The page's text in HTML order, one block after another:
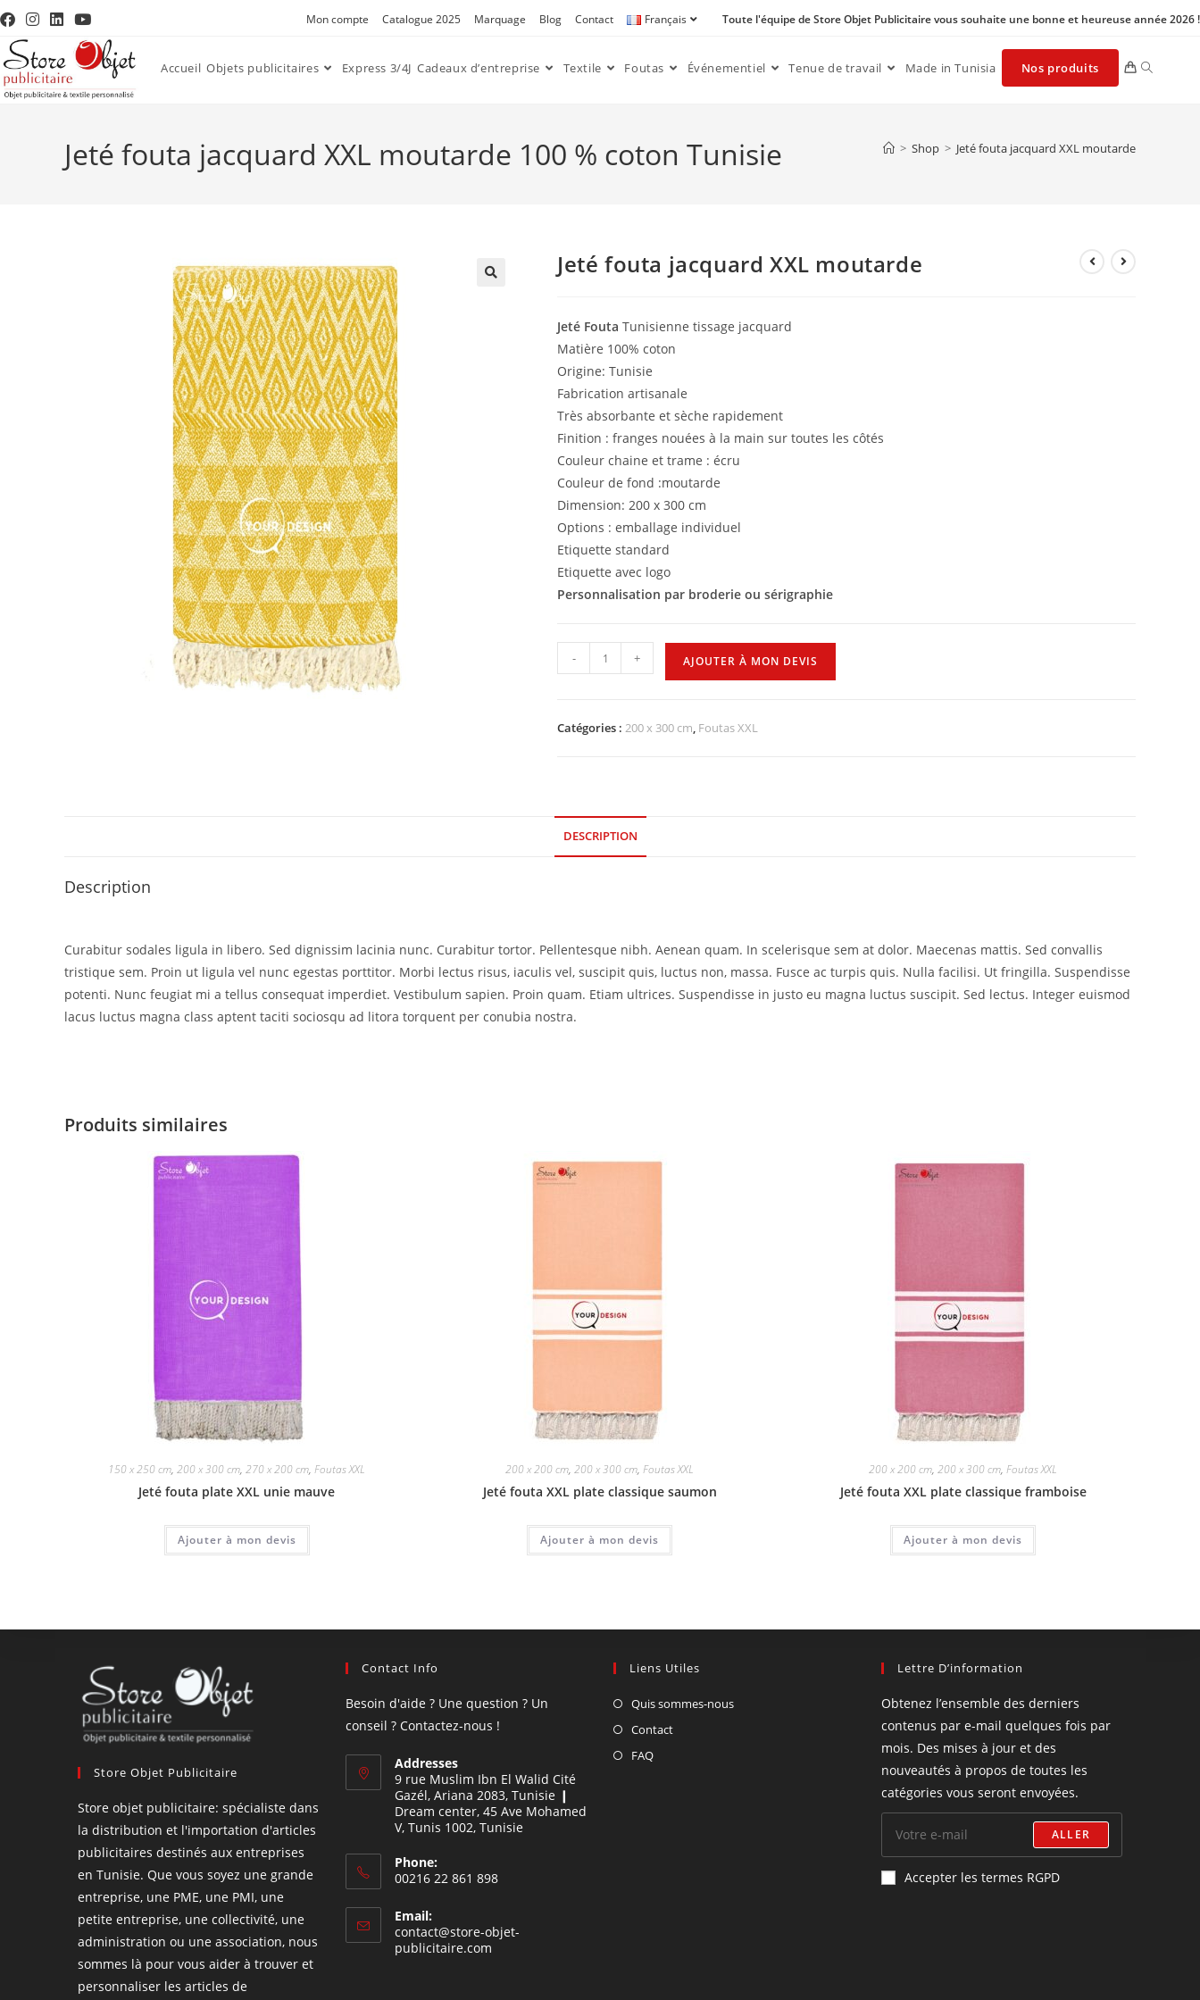
Mon compte Catalogue 2025 Marquage Blog Contact Français Toute l'équipe de Store Objet Publicitaire vous souhaite une bonne et heureuse année 2026 !
Accueil Objets publicitaires Express 3/4J Cadeaux d’entreprise Textile Foutas Événementiel Tenue de travail Made in Tunisia Nos produits
Jeté fouta jacquard XXL moutarde 100 % coton Tunisie > Shop > Jeté fouta jacquard XXL moutarde
Jeté fouta jacquard XXL moutarde
Jeté Fouta Tunisienne tissage jacquard
Matière 100% coton
Origine: Tunisie
Fabrication artisanale
Très absorbante et sèche rapidement
Finition : franges nouées à la main sur toutes les côtés
Couleur chaine et trame : écru
Couleur de fond :moutarde
Dimension: 200 x 300 cm
Options : emballage individuel
Etiquette standard
Etiquette avec logo
Personnalisation par broderie ou sérigraphie
- + AJOUTER À MON DEVIS
Catégories : 200 x 300 cm, Foutas XXL
DESCRIPTION
Description
Curabitur sodales ligula in libero. Sed dignissim lacinia nunc. Curabitur tortor. Pellentesque nibh. Aenean quam. In scelerisque sem at dolor. Maecenas mattis. Sed convallis
tristique sem. Proin ut ligula vel nunc egestas porttitor. Morbi lectus risus, iaculis vel, suscipit quis, luctus non, massa. Fusce ac turpis quis. Nulla facilisi. Ut fringilla. Suspendisse
potenti. Nunc feugiat mi a tellus consequat imperdiet. Vestibulum sapien. Proin quam. Etiam ultrices. Suspendisse in justo eu magna luctus suscipit. Sed lectus. Integer euismod
lacus luctus magna class aptent taciti sociosqu ad litora torquent per conubia nostra.
Produits similaires
150 x 250 cm,200 x 300 cm,270 x 200 cm,Foutas XXL
Jeté fouta plate XXL unie mauve
Ajouter à mon devis
200 x 200 cm,200 x 300 cm,Foutas XXL
Jeté fouta XXL plate classique saumon
Ajouter à mon devis
200 x 200 cm,200 x 300 cm,Foutas XXL
Jeté fouta XXL plate classique framboise
Ajouter à mon devis
Store Objet Publicitaire
Store objet publicitaire: spécialiste dans
la distribution et l'importation d'articles
publicitaires destinés aux entreprises
en Tunisie. Que vous soyez une grande
entreprise, une PME, une PMI, une
petite entreprise, une collectivité, une
administration ou une association, nous
sommes là pour vous aider à trouver et
personnaliser les articles de
Contact Info
Besoin d'aide ? Une question ? Un
conseil ? Contactez-nous !
Addresses
9 rue Muslim Ibn El Walid Cité
Gazél, Ariana 2083, Tunisie ❙
Dream center, 45 Ave Mohamed
V, Tunis 1002, Tunisie
Phone:
00216 22 861 898
Email:
contact@store-objet-
publicitaire.com
Liens Utiles
Quis sommes-nous
Contact
FAQ
Lettre D’information
Obtenez l’ensemble des derniers
contenus par e-mail quelques fois par
mois. Des mises à jour et des
nouveautés à propos de toutes les
catégories vous seront envoyées.
ALLER
Accepter les termes RGPD